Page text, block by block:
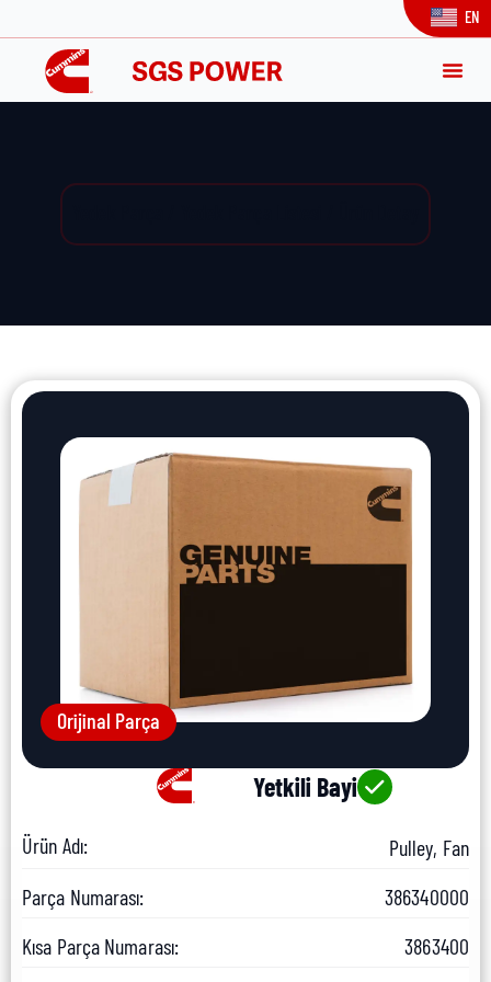
EN
Orijinal Parça
Yetkili Bayi
Ürün Adı:
Pulley, Fan
Parça Numarası:
386340000
Kısa Parça Numarası:
3863400